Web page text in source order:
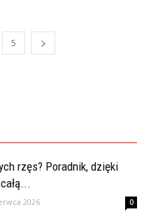
5
rzęs? Poradnik, dzięki
2026 0